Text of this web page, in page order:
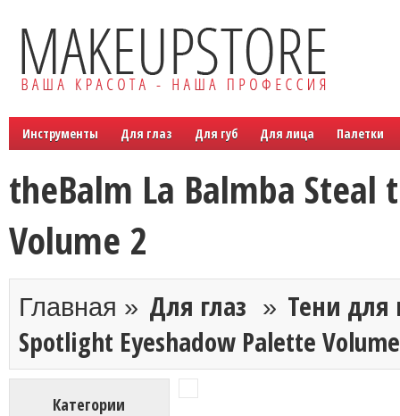
Инструменты Для глаз Для губ Для лица Палетки
theBalm La Balmba
Volume 2
Главная » Для глаз » Тени для
Spotlight Eyeshadow Palette
Категории